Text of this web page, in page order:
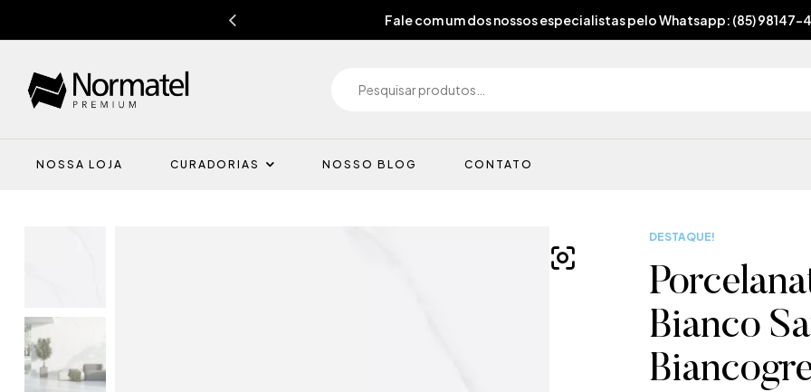
Fale com um dos nossos especialistas pelo Whatsapp: (85) 98147-
NOSSA LOJA CURADORIAS NOSSO BLOG CONTATO
DESTAQUE!
Bianco